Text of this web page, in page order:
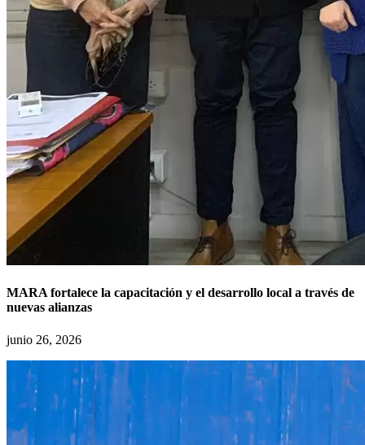
MARA fortalece la capacitación y el desarrollo local a través de
nuevas alianzas
junio 26, 2026